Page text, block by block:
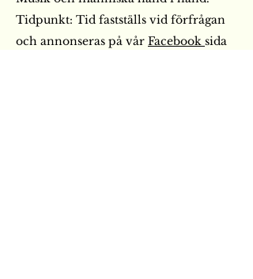
Tidpunkt: Tid fastställs vid förfrågan
och annonseras på vår Facebook sida